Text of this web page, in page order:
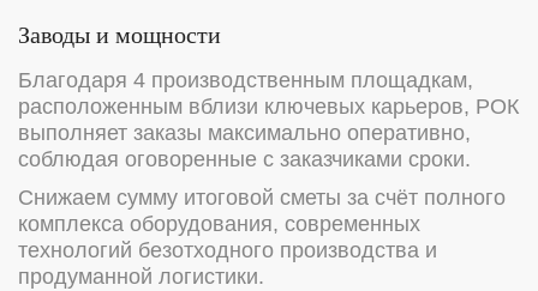
Заводы и мощности
Благодаря 4 производственным площадкам,
расположенным вблизи ключевых карьеров, РОК
выполняет заказы максимально оперативно,
соблюдая оговоренные с заказчиками сроки.
Снижаем сумму итоговой сметы за счёт полного
комплекса оборудования, современных
технологий безотходного производства и
продуманной логистики.